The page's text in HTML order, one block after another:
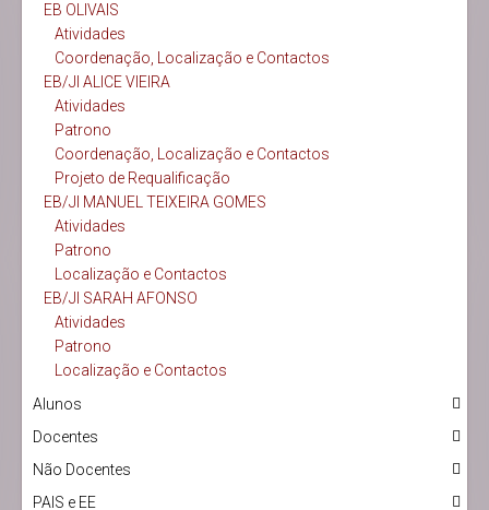
EB OLIVAIS
Atividades
Coordenação, Localização e Contactos
EB/JI ALICE VIEIRA
Atividades
Patrono
Coordenação, Localização e Contactos
Projeto de Requalificação
EB/JI MANUEL TEIXEIRA GOMES
Atividades
Patrono
Localização e Contactos
EB/JI SARAH AFONSO
Atividades
Patrono
Localização e Contactos
Alunos
Docentes
Não Docentes
PAIS e EE